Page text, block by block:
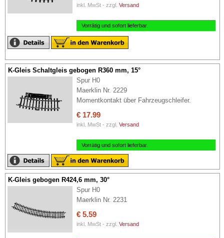
inkl. MwSt - zzgl. Versand
Vorrätig und sofort lieferbar.
K-Gleis Schaltgleis gebogen R360 mm, 15°
Spur H0
Maerklin Nr. 2229
Momentkontakt über Fahrzeugschleifer.
€ 17.99
inkl. MwSt - zzgl. Versand
Vorrätig und sofort lieferbar.
K-Gleis gebogen R424,6 mm, 30°
Spur H0
Maerklin Nr. 2231
€ 5.59
inkl. MwSt - zzgl. Versand